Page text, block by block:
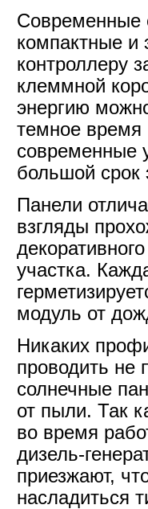
Современные
компактные и
контроллеру
клеммной
энергию
темное время
современные
большой срок
Панели
взгляды
участка.
модуль от
Никаких
проводить не
солнечные
от пыли. Так
во время
дизель-
приезжают,
насладиться